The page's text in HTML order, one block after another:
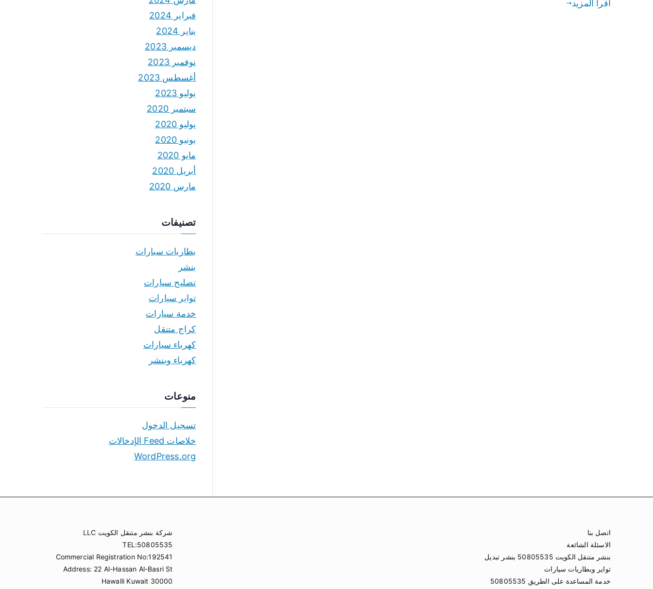
اقرأ المزيد
فبراير 2024
يناير 2024
ديسمبر 2023
نوفمبر 2023
أغسطس 2023
يوليو 2023
سبتمبر 2020
يوليو 2020
يونيو 2020
مايو 2020
أبريل 2020
مارس 2020
تصنيفات
بطاريات سيارات
بنشر
تصليح سيارات
تواير سيارات
خدمة سيارات
كراج متنقل
كهرباء سيارات
كهرباء وبنشر
منوعات
تسجيل الدخول
خلاصات Feed الإدخالات
WordPress.org
اتصل بنا
الاسئلة الشائعة
بنشر متنقل الكويت 50805535 بنشر تبديل
تواير وبطاريات سيارات
خدمة المساعدة على الطريق 50805535
شركة بنشر متنقل الكويت LLC
TEL:50805535
Commercial Registration No:192541
Address: 22 Al-Hassan Al-Basri St
Hawalli Kuwait 30000